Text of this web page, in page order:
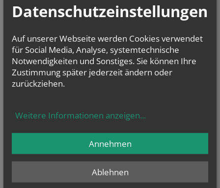
und jederzeit eingesehen werden.
Liturgischer Kalender
Datenschutzeinstellungen
Auf unserer Webseite werden Cookies verwendet
für Social Media, Analyse, systemtechnische
Notwendigkeiten und Sonstiges. Sie können Ihre
Zustimmung später jederzeit ändern oder
zurückziehen.
Weitere Informationen anzeigen...
Ablehnen
Annehmen